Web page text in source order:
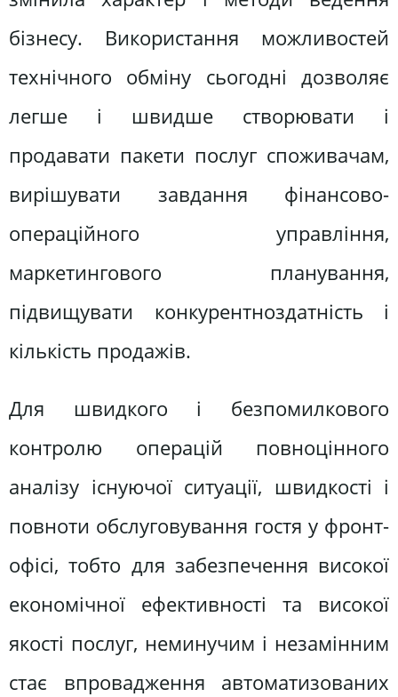
бізнесу. Використання можливостей
технічного обміну сьогодні дозволяє
легше і швидше створювати і
продавати пакети послуг споживачам,
вирішувати завдання фінансово-
операційного управління,
маркетингового планування,
підвищувати конкурентноздатність і
кількість продажів.
Для швидкого і безпомилкового
контролю операцій повноцінного
аналізу існуючої ситуації, швидкості і
повноти обслуговування гостя у фронт-
офісі, тобто для забезпечення високої
економічної ефективності та високої
якості послуг, неминучим і незамінним
стає впровадження автоматизованих